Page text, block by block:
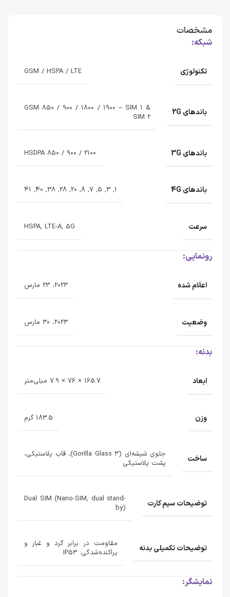
مشخصات
شبکه:
تکنولوژی GSM / HSPA / LTE
باندهای 2G
GSM 850 / 900 / 1800 / 1900 – SIM 1 &
SIM 2
باندهای 3G HSDPA 850 / 900 / 2100
باندهای 4G 1, 3, 5, 7, 8, 20, 28, 38, 40, 41
سرعت HSPA, LTE-A, 5G
رونمایی:
اعلام شده 2023، 23 مارس
وضعیت 2023، 30 مارس
بدنه:
ابعاد 165.7 × 76 × 7.9 میلی‌متر
وزن 183.5 گرم
ساخت
جلوی شیشه‌ای (Gorilla Glass 3)، قاب پلاستیکی،
پشت پلاستیکی
توضیحات سیم کارت
Dual SIM (Nano-SIM, dual stand-
by)
توضیحات تکمیلی بدنه
مقاومت در برابر گرد و غبار و
پراکنده‌شدگی: IP53
نمایشگر: